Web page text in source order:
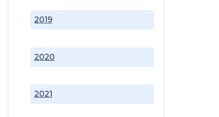
2019
2020
2021